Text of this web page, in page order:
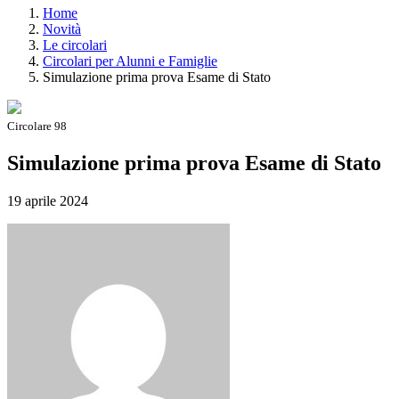
Home
Novità
Le circolari
Circolari per Alunni e Famiglie
Simulazione prima prova Esame di Stato
Circolare 98
Simulazione prima prova Esame di Stato
19 aprile 2024